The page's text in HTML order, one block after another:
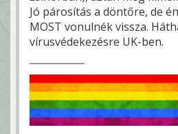
Jó párosítás a döntőre, de
MOST vonulnék vissza.
vírusvédekezésre UK-ben.